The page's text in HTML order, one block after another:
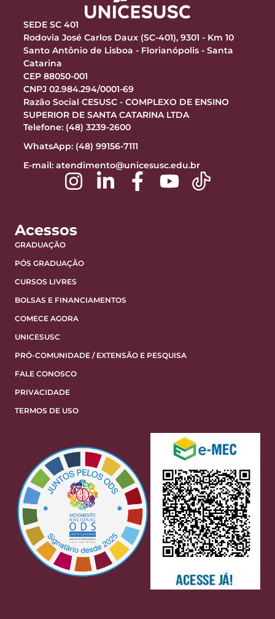
SEDE SC 401
Rodovia José Carlos Daux (SC-401), 9301 - Km 10
Santo Antônio de Lisboa - Florianópolis - Santa
Catarina
CEP 88050-001
CNPJ 02.984.294/0001-69
Razão Social CESUSC - COMPLEXO DE ENSINO
SUPERIOR DE SANTA CATARINA LTDA
Telefone: (48) 3239-2600
WhatsApp: (48) 99156-7111
E-mail: atendimento@unicesusc.edu.br
Acessos
GRADUAÇÃO
PÓS GRADUAÇÃO
CURSOS LIVRES
BOLSAS E FINANCIAMENTOS
COMECE AGORA
UNICESUSC
PRÓ-COMUNIDADE / EXTENSÃO E PESQUISA
FALE CONOSCO
PRIVACIDADE
TERMOS DE USO